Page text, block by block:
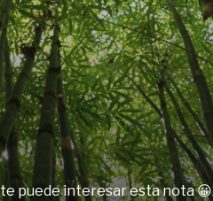
te puede interesar esta nota 😀